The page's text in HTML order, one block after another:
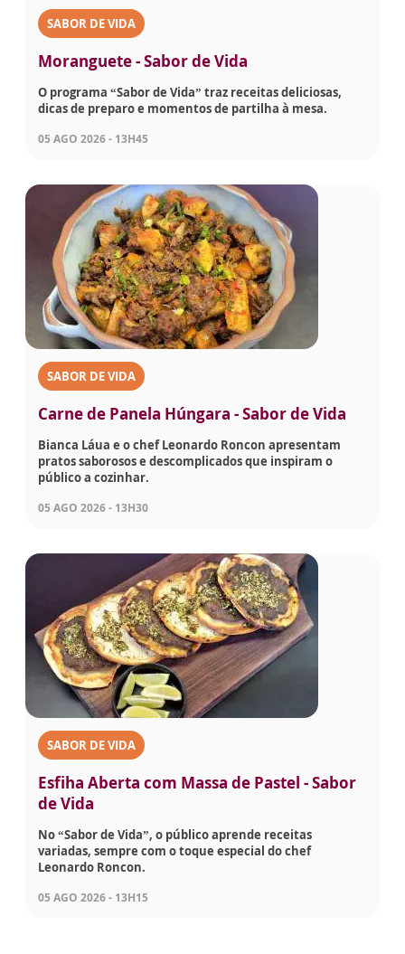
SABOR DE VIDA
Moranguete - Sabor de Vida
O programa “Sabor de Vida” traz receitas deliciosas,
dicas de preparo e momentos de partilha à mesa.
05 AGO 2026 - 13H45
SABOR DE VIDA
Carne de Panela Húngara - Sabor de Vida
Bianca Láua e o chef Leonardo Roncon apresentam
pratos saborosos e descomplicados que inspiram o
público a cozinhar.
05 AGO 2026 - 13H30
SABOR DE VIDA
Esfiha Aberta com Massa de Pastel - Sabor
de Vida
No “Sabor de Vida”, o público aprende receitas
variadas, sempre com o toque especial do chef
Leonardo Roncon.
05 AGO 2026 - 13H15